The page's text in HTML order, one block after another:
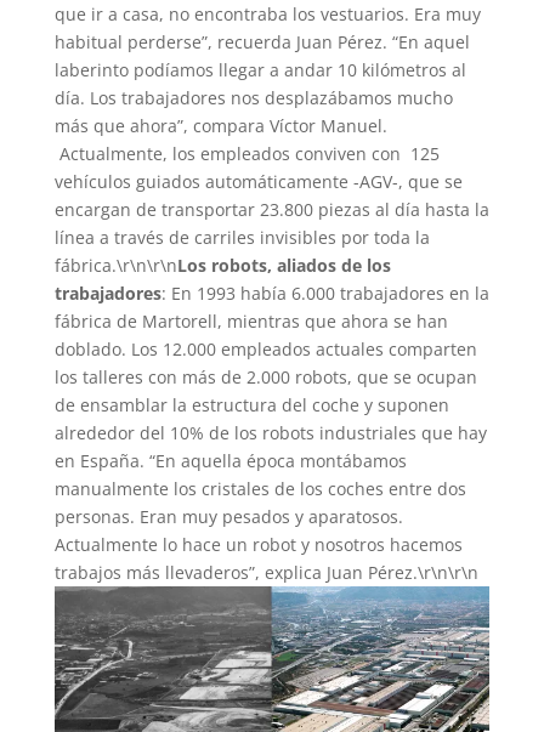
que ir a casa, no encontraba los vestuarios. Era muy
habitual perderse”, recuerda Juan Pérez. “En aquel
laberinto podíamos llegar a andar 10 kilómetros al
día. Los trabajadores nos desplazábamos mucho
más que ahora”, compara Víctor Manuel.
Actualmente, los empleados conviven con 125
vehículos guiados automáticamente -AGV-, que se
encargan de transportar 23.800 piezas al día hasta la
línea a través de carriles invisibles por toda la
fábrica.\r\n\r\nLos robots, aliados de los
trabajadores: En 1993 había 6.000 trabajadores en la
fábrica de Martorell, mientras que ahora se han
doblado. Los 12.000 empleados actuales comparten
los talleres con más de 2.000 robots, que se ocupan
de ensamblar la estructura del coche y suponen
alrededor del 10% de los robots industriales que hay
en España. “En aquella época montábamos
manualmente los cristales de los coches entre dos
personas. Eran muy pesados y aparatosos.
Actualmente lo hace un robot y nosotros hacemos
trabajos más llevaderos”, explica Juan Pérez.\r\n\r\n